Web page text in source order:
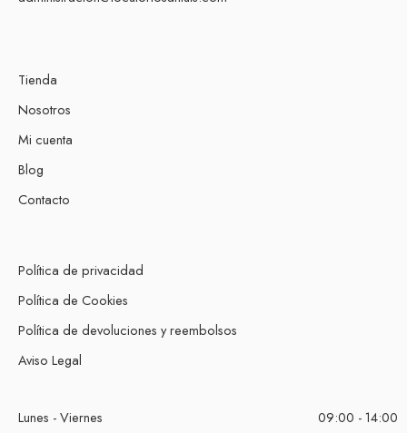
Tienda
Nosotros
Mi cuenta
Blog
Contacto
Política de privacidad
Política de Cookies
Política de devoluciones y reembolsos
Aviso Legal
Lunes - Viernes
09:00 - 14:00